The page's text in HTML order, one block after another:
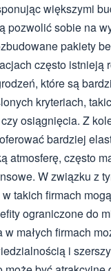
większymi
pozwolić sobie na
pakiety
często istnieją
które są
kryteriach,
osiągnięcia. Z
bardziej
atmosferę, często
W związku z
takich firmach
ograniczone do
w małych firmach
i